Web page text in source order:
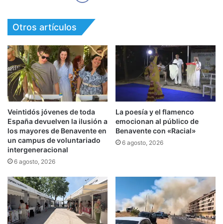
Otros artículos
Veintidós jóvenes de toda
España devuelven la ilusión a
los mayores de Benavente en
un campus de voluntariado
intergeneracional
6 agosto, 2026
La poesía y el flamenco
emocionan al público de
Benavente con «Racial»
6 agosto, 2026